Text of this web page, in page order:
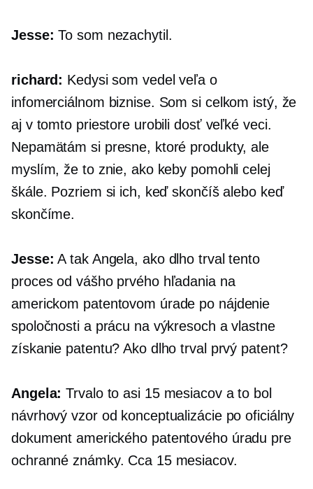
Jesse: To som nezachytil.
richard: Kedysi som vedel veľa o
infomerciálnom biznise. Som si celkom istý, že
aj v tomto priestore urobili dosť veľké veci.
Nepamätám si presne, ktoré produkty, ale
myslím, že to znie, ako keby pomohli celej
škále. Pozriem si ich, keď skončíš alebo keď
skončíme.
Jesse: A tak Angela, ako dlho trval tento
proces od vášho prvého hľadania na
americkom patentovom úrade po nájdenie
spoločnosti a prácu na výkresoch a vlastne
získanie patentu? Ako dlho trval prvý patent?
Angela: Trvalo to asi 15 mesiacov a to bol
návrhový vzor od konceptualizácie po oficiálny
dokument amerického patentového úradu pre
ochranné známky. Cca 15 mesiacov.